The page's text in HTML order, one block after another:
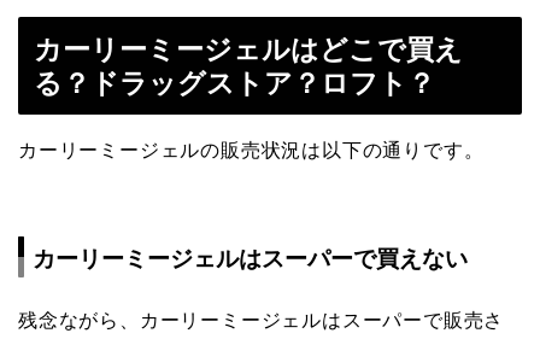
カーリーミージェルはどこで買え
る？ドラッグストア？ロフト？
カーリーミージェルの販売状況は以下の通りです。
カーリーミージェルはスーパーで買えない
残念ながら、カーリーミージェルはスーパーで販売さ